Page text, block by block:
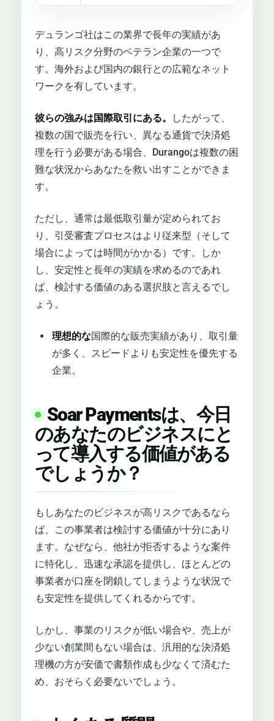
デュランゴ社はこの業界で長年の実績があ
り、高リスク分野のベテラン企業の一つで
す。海外および国内の銀行との広範なネット
ワークを有しています。
彼らの強みは国際取引にある。
したがって、
複数の国で販売を行い、異なる通貨で決済処
理を行う必要がある場合、Durangoは複数の困
難な状況からあなたを救い出すことができま
す。
ただし、通常は最低取引量が定められてお
り、引受審査プロセスはより従来型（そして
場合によっては時間がかかる）です。しか
し、安定性と長年の実績を求めるのであれ
ば、検討する価値のある選択肢と言えるでし
ょう。
理想的な国際的な販売実績があり、取引量
が多く、スピードよりも安定性を優先する
企業。
Soar Paymentsは、今日
のあなたのビジネスにと
って導入する価値がある
でしょうか？
もしあなたのビジネスが高リスクであるなら
ば、この事業者は検討する価値が十分にあり
ます。なぜなら、他社が拒否するような案件
に特化し、迅速な承認を提供し、ほとんどの
事業者が口座を閉鎖してしまうような状況で
も安定性を提供してくれるからです。
しかし、事業のリスクが低い場合や、売上が
少ない創業間もない場合は、汎用的な決済処
理機の方が安価で書類作成も少なくて済むた
め、おそらく必要ないでしょう。